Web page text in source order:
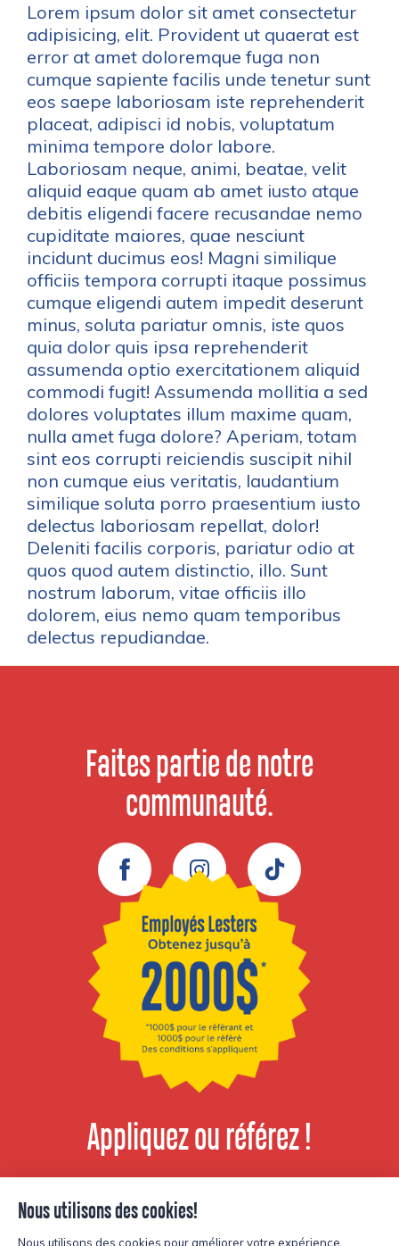
Lorem ipsum dolor sit amet consectetur
adipisicing, elit. Provident ut quaerat est
error at amet doloremque fuga non
cumque sapiente facilis unde tenetur sunt
eos saepe laboriosam iste reprehenderit
placeat, adipisci id nobis, voluptatum
minima tempore dolor labore.
Laboriosam neque, animi, beatae, velit
aliquid eaque quam ab amet iusto atque
debitis eligendi facere recusandae nemo
cupiditate maiores, quae nesciunt
incidunt ducimus eos! Magni similique
officiis tempora corrupti itaque possimus
cumque eligendi autem impedit deserunt
minus, soluta pariatur omnis, iste quos
quia dolor quis ipsa reprehenderit
assumenda optio exercitationem aliquid
commodi fugit! Assumenda mollitia a sed
dolores voluptates illum maxime quam,
nulla amet fuga dolore? Aperiam, totam
sint eos corrupti reiciendis suscipit nihil
non cumque eius veritatis, laudantium
similique soluta porro praesentium iusto
delectus laboriosam repellat, dolor!
Deleniti facilis corporis, pariatur odio at
quos quod autem distinctio, illo. Sunt
nostrum laborum, vitae officiis illo
dolorem, eius nemo quam temporibus
delectus repudiandae.
Faites partie de notre
communauté.
Facebook Instagram TikTok
Appliquez ou référez !
Voir les postes